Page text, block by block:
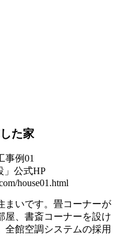
た家
」公式HP
house01.html
まいです。畳コーナーが
屋、書斎コーナーを設け
全館空調システムの採用